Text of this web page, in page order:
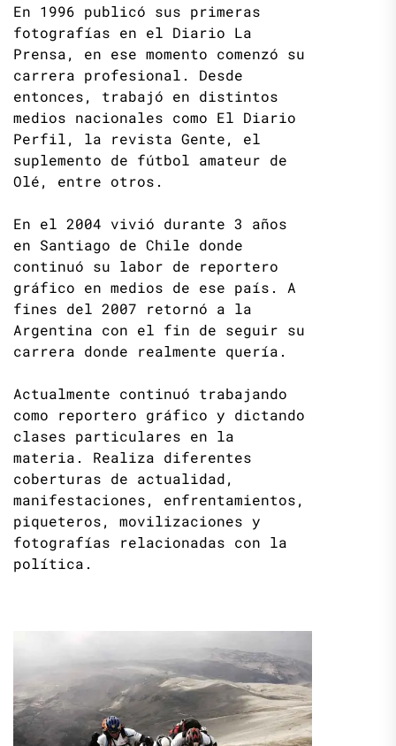
En 1996 publicó sus primeras
fotografías en el Diario La
Prensa, en ese momento comenzó su
carrera profesional. Desde
entonces, trabajó en distintos
medios nacionales como El Diario
Perfil, la revista Gente, el
suplemento de fútbol amateur de
Olé, entre otros.
En el 2004 vivió durante 3 años
en Santiago de Chile donde
continuó su labor de reportero
gráfico en medios de ese país. A
fines del 2007 retornó a la
Argentina con el fin de seguir su
carrera donde realmente quería.
Actualmente continuó trabajando
como reportero gráfico y dictando
clases particulares en la
materia. Realiza diferentes
coberturas de actualidad,
manifestaciones, enfrentamientos,
piqueteros, movilizaciones y
fotografías relacionadas con la
política.